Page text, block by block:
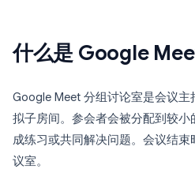
什么是 Google
Google Meet 分组讨论室是会议
拟子房间。参会者会被分配到较
成练习或共同解决问题。会议结
议室。